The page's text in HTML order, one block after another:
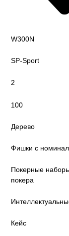
W300N
SP-Sport
2
100
Дерево
Фишки с
Покерные
покера
Кейс